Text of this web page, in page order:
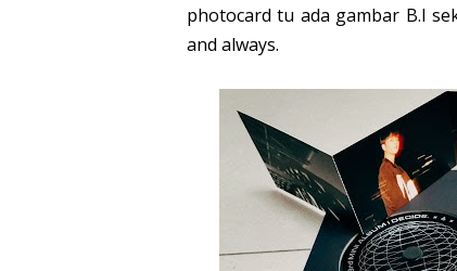
photocard tu ada gambar B.I
and always.